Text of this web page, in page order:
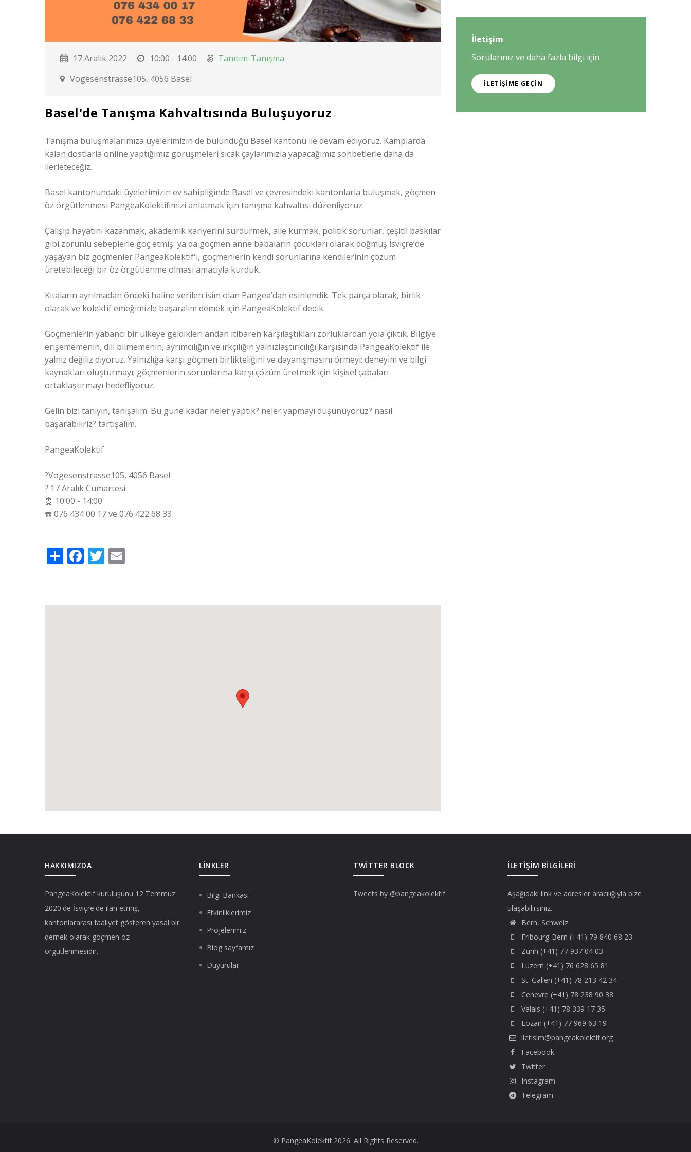
17 Aralık 2022 10:00 - 14:00
Tanıtım-Tanışma
Vogesenstrasse105, 4056 Basel
Basel'de Tanışma Kahvaltısında Buluşuyoruz
Tanışma buluşmalarımıza üyelerimizin de bulunduğu Basel kantonu ile devam ediyoruz. Kamplarda
kalan dostlarla online yaptığımız görüşmeleri sıcak çaylarımızla yapacağımız sohbetlerle daha da
ilerleteceğiz.
Basel kantonundaki üyelerimizin ev sahipliğinde Basel ve çevresindeki kantonlarla buluşmak, göçmen
öz örgütlenmesi PangeaKolektifimizi anlatmak için tanışma kahvaltısı düzenliyoruz.
Çalışıp hayatını kazanmak, akademik kariyerini sürdürmek, aile kurmak, politik sorunlar, çeşitli baskılar
gibi zorunlu sebeplerle göç etmiş ya da göçmen anne babaların çocukları olarak doğmuş İsviçre’de
yaşayan biz göçmenler PangeaKolektif'i, göçmenlerin kendi sorunlarına kendilerinin çözüm
üretebileceği bir öz örgütlenme olması amacıyla kurduk.
Kıtaların ayrılmadan önceki haline verilen isim olan Pangea’dan esinlendik. Tek parça olarak, birlik
olarak ve kolektif emeğimizle başaralım demek için PangeaKolektif dedik.
Göçmenlerin yabancı bir ülkeye geldikleri andan itibaren karşılaştıkları zorluklardan yola çıktık. Bilgiye
erişememenin, dili bilmemenin, ayrımcılığın ve ırkçılığın yalnızlaştırıcılığı karşısında PangeaKolektif ile
yalnız değiliz diyoruz. Yalnızlığa karşı göçmen birlikteliğini ve dayanışmasını örmeyi; deneyim ve bilgi
kaynakları oluşturmayı; göçmenlerin sorunlarına karşı çözüm üretmek için kişisel çabaları
ortaklaştırmayı hedefliyoruz.
Gelin bizi tanıyın, tanışalım. Bu güne kadar neler yaptık? neler yapmayı düşünüyoruz? nasıl
başarabiliriz? tartışalım.
PangeaKolektif
?Vogesenstrasse105, 4056 Basel
?️ 17 Aralık Cumartesi
⏰ 10:00 - 14:00
☎️ 076 434 00 17 ve 076 422 68 33
ShareFacebook
Twitter
İletişim
Sorularınız ve daha fazla bilgi için
İLETIŞIME GEÇIN
HAKKIMIZDA
PangeaKolektifkuruluşunu 12 Temmuz
2020'de İsviçre'de ilan etmiş,
kantonlararası faaliyet gösteren yasal bir
dernek olarak göçmen öz
örgütlenmesidir.
LINKLER
Bilgi Bankası
Etkinliklerimiz
Projelerimiz
Blog sayfamız
Duyurular
TWITTER BLOCK
Tweets by @pangeakolektif
İLETIŞIM BILGILERI
Aşağıdaki link ve adresler aracılığıyla bize
ulaşabilirsiniz.
Bern, Schweiz
Fribourg-Bern (+41) 79 840 68 23
Zürih (+41) 77 937 04 03
Luzern (+41) 76 628 65 81
St. Gallen (+41) 78 213 42 34
Cenevre (+41) 78 238 90 38
Valais (+41) 78 339 17 35
Lozan (+41) 77 969 63 19
iletisim@pangeakolektif.org
Facebook
Twitter
Instagram
Telegram
© PangeaKolektif 2026. All Rights Reserved.